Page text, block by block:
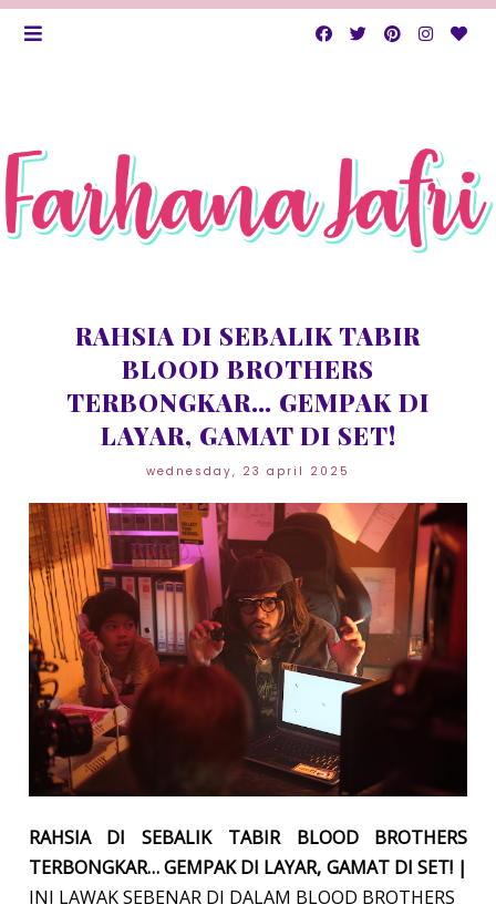
RAHSIA DI SEBALIK TABIR
BLOOD BROTHERS
TERBONGKAR… GEMPAK DI
LAYAR, GAMAT DI SET!
wednesday, 23 april 2025
RAHSIA DI SEBALIK TABIR BLOOD BROTHERS
TERBONGKAR… GEMPAK DI LAYAR, GAMAT DI SET! |
INI LAWAK SEBENAR DI DALAM BLOOD BROTHERS